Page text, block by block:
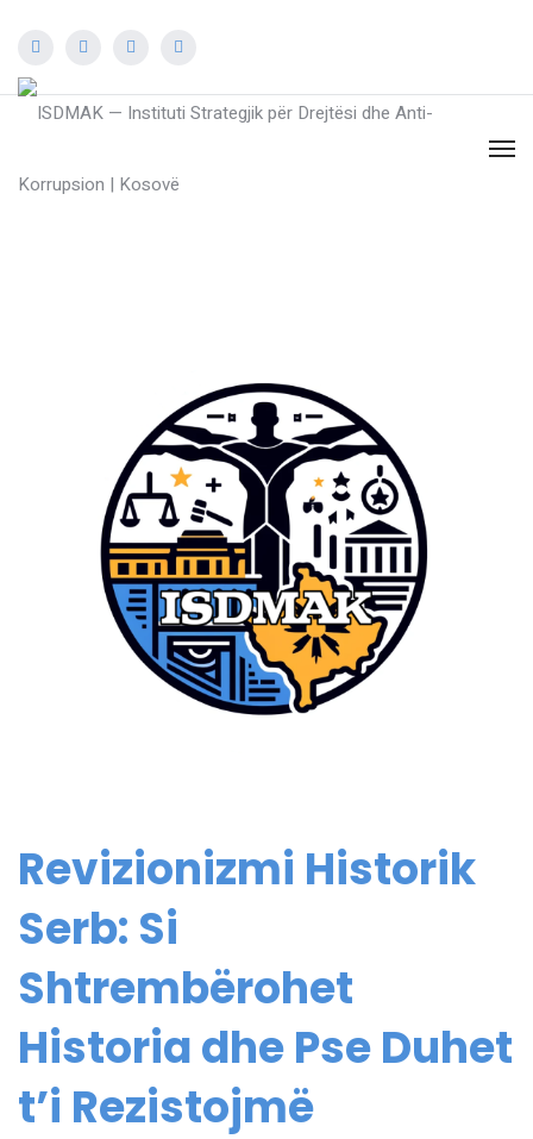
Revizionizmi Historik
Serb: Si
Shtrembërohet
Historia dhe Pse Duhet
t’i Rezistojmë